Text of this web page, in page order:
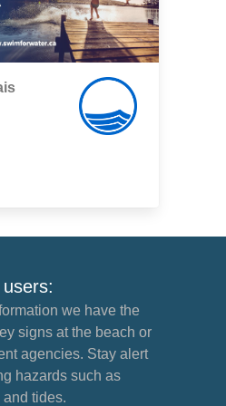
we have the
signs at the beach or
agencies. Stay alert
hazards such as
tides.